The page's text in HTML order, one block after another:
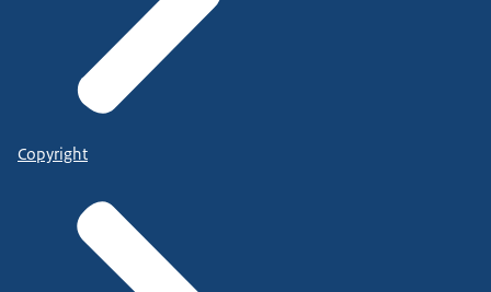
Copyright